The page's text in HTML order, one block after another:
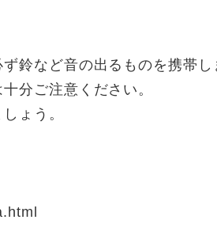
鈴など音の出るものを携帯し
分ご注意ください。
ょう。